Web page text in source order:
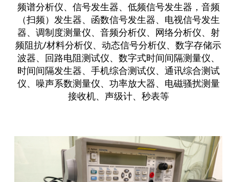
频谱分析仪、信号发生器、低频信号发生器，音频
（扫频）发生器、函数信号发生器、电视信号发生
器、调制度测量仪、音频分析仪、网络分析仪、射
频阻抗/材料分析仪、动态信号分析仪、数字存储示
波器、回路电阻测试仪、数字式时间间隔测量仪、
时间间隔发生器、手机综合测试仪、通讯综合测试
仪、噪声系数测量仪、功率放大器、电磁骚扰测量
接收机、声级计、秒表等